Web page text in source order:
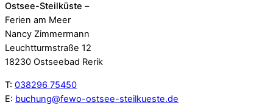
Ostsee-Steilküste –
Ferien am Meer
Nancy Zimmermann
Leuchtturmstraße 12
18230 Ostseebad Rerik
T: 038296 75450
E: buchung@fewo-ostsee-steilkueste.de